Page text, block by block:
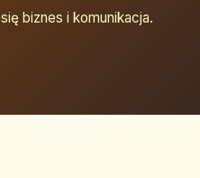
biznes i komunikacja.